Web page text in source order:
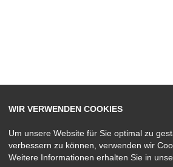
WIR VERWENDEN COOKIES
Um unsere Website für Sie optimal zu
verbessern zu können, verwenden wir
Weitere Informationen erhalten Sie in